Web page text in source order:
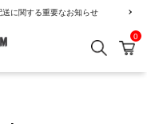
送に関する重要なお知らせ
検索 カ
0